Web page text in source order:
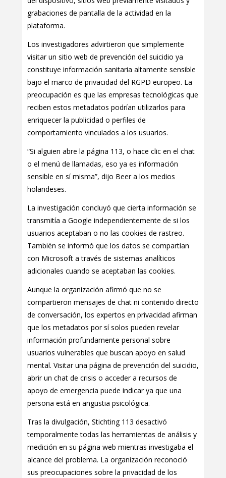
grabaciones de pantalla de la actividad en la
plataforma.
Los investigadores advirtieron que simplemente
visitar un sitio web de prevención del suicidio ya
constituye información sanitaria altamente sensible
bajo el marco de privacidad del RGPD europeo. La
preocupación es que las empresas tecnológicas que
reciben estos metadatos podrían utilizarlos para
enriquecer la publicidad o perfiles de
comportamiento vinculados a los usuarios.
“Si alguien abre la página 113, o hace clic en el chat
o el menú de llamadas, eso ya es información
sensible en sí misma”, dijo Beer a los medios
holandeses.
La investigación concluyó que cierta información se
transmitía a Google independientemente de si los
usuarios aceptaban o no las cookies de rastreo.
También se informó que los datos se compartían
con Microsoft a través de sistemas analíticos
adicionales cuando se aceptaban las cookies.
Aunque la organización afirmó que no se
compartieron mensajes de chat ni contenido directo
de conversación, los expertos en privacidad afirman
que los metadatos por sí solos pueden revelar
información profundamente personal sobre
usuarios vulnerables que buscan apoyo en salud
mental. Visitar una página de prevención del suicidio,
abrir un chat de crisis o acceder a recursos de
apoyo de emergencia puede indicar ya que una
persona está en angustia psicológica.
Tras la divulgación, Stichting 113 desactivó
temporalmente todas las herramientas de análisis y
medición en su página web mientras investigaba el
alcance del problema. La organización reconoció
sus preocupaciones sobre la privacidad de los